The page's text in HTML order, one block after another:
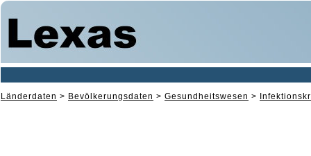
Länderdaten > Bevölkerungsdaten > Gesundheitswesen >